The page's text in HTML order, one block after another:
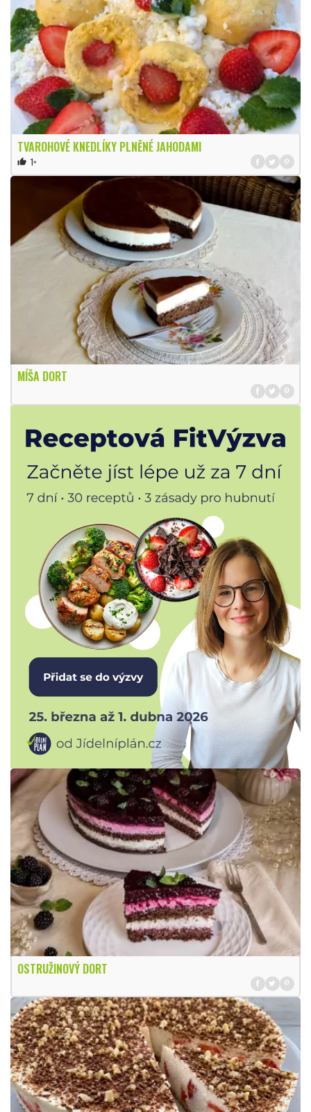
TVAROHOVÉ KNEDLÍKY PLNĚNÉ JAHODAMI
thumb_up 1×
MÍŠA DORT
OSTRUŽINOVÝ DORT